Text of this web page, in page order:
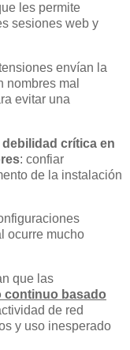
les permite
sesiones web y
envían la
nombres mal
evitar una
debilidad crítica en
: confiar
de la instalación
ocurre mucho
que las
continuo basado
de red
y uso inesperado